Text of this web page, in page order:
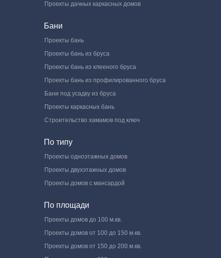
Проекты дачных каркасных домов
Бани
Проекты бань
Проекты бань из бруса
Проекты бань из клееного бруса
Проекты бань из профилированного бруса
Бани под усадку из бруса
Проекты каркасных бань
Строительство хамамов под ключ
По типу
Проекты одноэтажных домов
Проекты двухэтажных домов
Проекты домов с мансардой
По площади
Проекты домов до 100 м.кв.
Проекты домов от 100 до 150 м.кв.
Проекты домов от 150 до 200 м.кв.